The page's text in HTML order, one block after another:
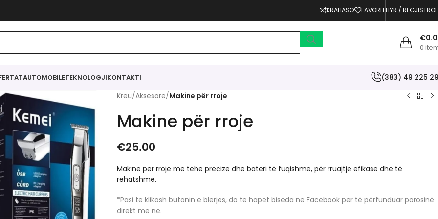
KRAHASO FAVORITHYR /
0
€
AUTOMOBILETEKNOLOGJIKONTAKTI (383) 49 225
Kreu/Aksesorë/Makine për rroje
Makine për rroje
€25.00
Makine për rroje me tehë precize dhe bateri të fuqishme, për rruajtje efikase dhe të
rehatshme.
*Pasi të klikosh butonin e blerjes, do të hapet biseda në Facebook për të përfunduar porosinë
direkt me ne.